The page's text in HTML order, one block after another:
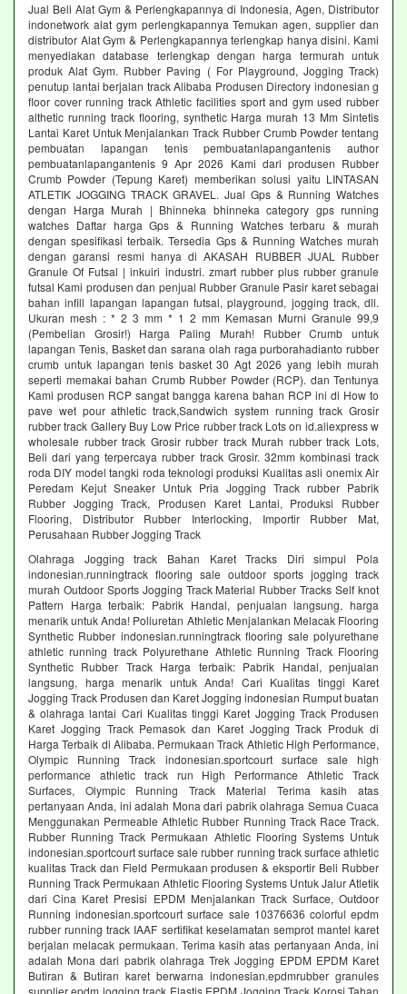
Jual Beli Alat Gym & Perlengkapannya di Indonesia, Agen, Distributor
indonetwork alat gym perlengkapannya Temukan agen, supplier dan
distributor Alat Gym & Perlengkapannya terlengkap hanya disini. Kami
menyediakan database terlengkap dengan harga termurah untuk
produk Alat Gym. Rubber Paving ( For Playground, Jogging Track)
penutup lantai berjalan track Alibaba Produsen Directory indonesian g
floor cover running track Athletic facilities sport and gym used rubber
althetic running track flooring, synthetic Harga murah 13 Mm Sintetis
Lantai Karet Untuk Menjalankan Track Rubber Crumb Powder tentang
pembuatan lapangan tenis pembuatanlapangantenis author
pembuatanlapangantenis 9 Apr 2026 Kami dari produsen Rubber
Crumb Powder (Tepung Karet) memberikan solusi yaitu LINTASAN
ATLETIK JOGGING TRACK GRAVEL. Jual Gps & Running Watches
dengan Harga Murah | Bhinneka bhinneka category gps running
watches Daftar harga Gps & Running Watches terbaru & murah
dengan spesifikasi terbaik. Tersedia Gps & Running Watches murah
dengan garansi resmi hanya di AKASAH RUBBER JUAL Rubber
Granule Of Futsal | inkuiri industri. zmart rubber plus rubber granule
futsal Kami produsen dan penjual Rubber Granule Pasir karet sebagai
bahan infill lapangan lapangan futsal, playground, jogging track, dll.
Ukuran mesh : * 2 3 mm * 1 2 mm Kemasan Murni Granule 99,9
(Pembelian Grosir!) Harga Paling Murah! Rubber Crumb untuk
lapangan Tenis, Basket dan sarana olah raga purborahadianto rubber
crumb untuk lapangan tenis basket 30 Agt 2026 yang lebih murah
seperti memakai bahan Crumb Rubber Powder (RCP). dan Tentunya
Kami produsen RCP sangat bangga karena bahan RCP ini di How to
pave wet pour athletic track,Sandwich system running track Grosir
rubber track Gallery Buy Low Price rubber track Lots on id.aliexpress w
wholesale rubber track Grosir rubber track Murah rubber track Lots,
Beli dari yang terpercaya rubber track Grosir. 32mm kombinasi track
roda DIY model tangki roda teknologi produksi Kualitas asli onemix Air
Peredam Kejut Sneaker Untuk Pria Jogging Track rubber Pabrik
Rubber Jogging Track, Produsen Karet Lantai, Produksi Rubber
Flooring, Distributor Rubber Interlocking, Importir Rubber Mat,
Perusahaan Rubber Jogging Track
Olahraga Jogging track Bahan Karet Tracks Diri simpul Pola
indonesian.runningtrack flooring sale outdoor sports jogging track
murah Outdoor Sports Jogging Track Material Rubber Tracks Self knot
Pattern Harga terbaik: Pabrik Handal, penjualan langsung, harga
menarik untuk Anda! Poliuretan Athletic Menjalankan Melacak Flooring
Synthetic Rubber indonesian.runningtrack flooring sale polyurethane
athletic running track Polyurethane Athletic Running Track Flooring
Synthetic Rubber Track Harga terbaik: Pabrik Handal, penjualan
langsung, harga menarik untuk Anda! Cari Kualitas tinggi Karet
Jogging Track Produsen dan Karet Jogging indonesian Rumput buatan
& olahraga lantai Cari Kualitas tinggi Karet Jogging Track Produsen
Karet Jogging Track Pemasok dan Karet Jogging Track Produk di
Harga Terbaik di Alibaba. Permukaan Track Athletic High Performance,
Olympic Running Track indonesian.sportcourt surface sale high
performance athletic track run High Performance Athletic Track
Surfaces, Olympic Running Track Material Terima kasih atas
pertanyaan Anda, ini adalah Mona dari pabrik olahraga Semua Cuaca
Menggunakan Permeable Athletic Rubber Running Track Race Track.
Rubber Running Track Permukaan Athletic Flooring Systems Untuk
indonesian.sportcourt surface sale rubber running track surface athletic
kualitas Track dan Field Permukaan produsen & eksportir Beli Rubber
Running Track Permukaan Athletic Flooring Systems Untuk Jalur Atletik
dari Cina Karet Presisi EPDM Menjalankan Track Surface, Outdoor
Running indonesian.sportcourt surface sale 10376636 colorful epdm
rubber running track IAAF sertifikat keselamatan semprot mantel karet
berjalan melacak permukaan. Terima kasih atas pertanyaan Anda, ini
adalah Mona dari pabrik olahraga Trek Jogging EPDM EPDM Karet
Butiran & Butiran karet berwarna indonesian.epdmrubber granules